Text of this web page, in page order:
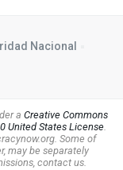
Nacional
a Creative Commons
United States License.
Some of
may be separately
contact us.